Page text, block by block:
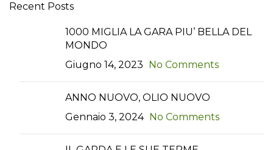
Recent Posts
1000 MIGLIA LA GARA PIU’ BELLA DEL
MONDO
Giugno 14, 2023 No Comments
ANNO NUOVO, OLIO NUOVO
Gennaio 3, 2024 No Comments